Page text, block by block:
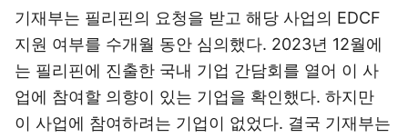
기재부는 필리핀의 요청을 받고 해당 사업의 EDCF
지원 여부를 수개월 동안 심의했다. 2023년 12월에
는 필리핀에 진출한 국내 기업 간담회를 열어 이 사
업에 참여할 의향이 있는 기업을 확인했다. 하지만
이 사업에 참여하려는 기업이 없었다. 결국 기재부는